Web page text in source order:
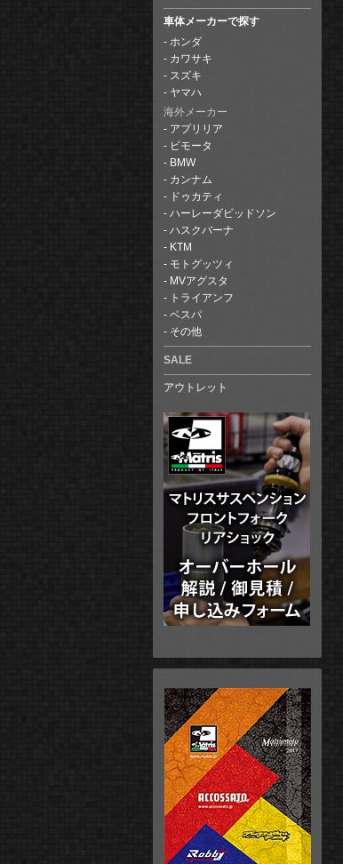
車体メーカーで探す
ホンダ
カワサキ
スズキ
ヤマハ
海外メーカー
アプリリア
ビモータ
BMW
カンナム
ドゥカティ
ハーレーダビッドソン
ハスクバーナ
KTM
モトグッツィ
MVアグスタ
トライアンフ
ベスパ
その他
SALE
アウトレット